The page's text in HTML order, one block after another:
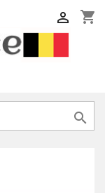
shopping_cart

